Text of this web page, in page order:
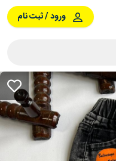
ورود / ثبت نام